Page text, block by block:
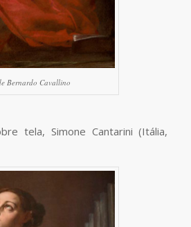
Bernardo Cavallino
tela, Simone Cantarini (Itália,